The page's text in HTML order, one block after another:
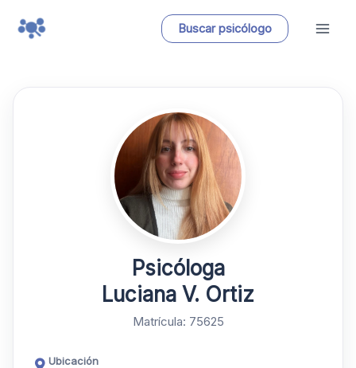
Buscar psicólogo
Psicóloga
Luciana V. Ortiz
Matrícula: 75625
Ubicación